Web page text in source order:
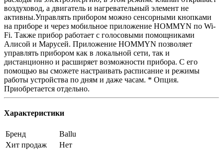
воздуховод, а двигатель и нагревательный элемент не
активны.Управлять прибором можно сенсорными кнопками
на приборе и через мобильное приложение HOMMYN по Wi-
Fi. Также прибор работает с голосовыми помощниками
Алисой и Марусей. Приложение HOMMYN позволяет
управлять прибором как в локальной сети, так и
дистанционно и расширяет возможности прибора. С его
помощью вы сможете настраивать расписание и режимы
работы устройства по дням и даже часам. * Опция.
Приобретается отдельно.
Характеристики
Бренд
Ballu
Хит продаж
Нет